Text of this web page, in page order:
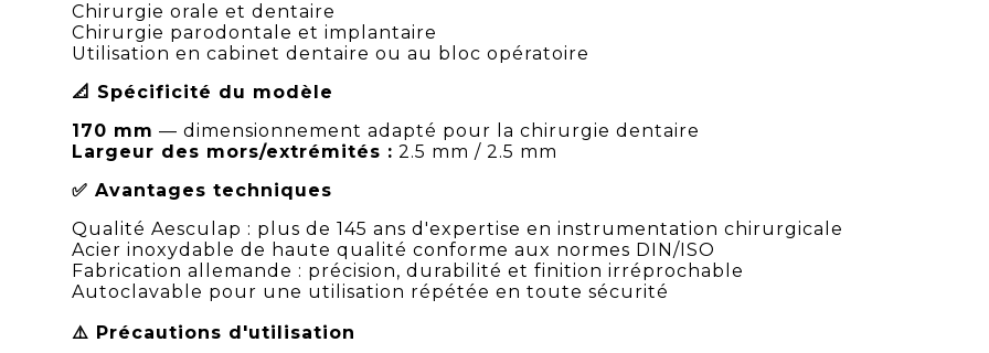
Chirurgie orale et dentaire
Chirurgie parodontale et implantaire
Utilisation en cabinet dentaire ou au bloc opératoire
📐 Spécificité du modèle
170 mm — dimensionnement adapté pour la chirurgie dentaire
Largeur des mors/extrémités : 2.5 mm / 2.5 mm
✅ Avantages techniques
Qualité Aesculap : plus de 145 ans d'expertise en instrumentation chirurgicale
Acier inoxydable de haute qualité conforme aux normes DIN/ISO
Fabrication allemande : précision, durabilité et finition irréprochable
Autoclavable pour une utilisation répétée en toute sécurité
⚠️ Précautions d'utilisation